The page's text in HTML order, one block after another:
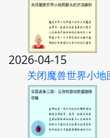
2026-04-15
关闭魔兽世界小